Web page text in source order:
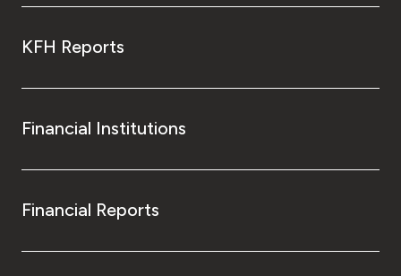
KFH Reports
Financial Institutions
Financial Reports